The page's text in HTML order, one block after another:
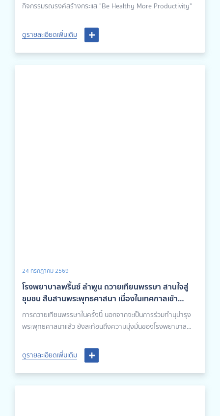
กิจกรรมรณรงค์สร้างกระแส "Be Healthy More Productivity"
ดูรายละเอียดเพิ่มเติม
24 กรกฎาคม 2569
โรงพยาบาลพริ้นซ์ ลำพูน ถวายเทียนพรรษา สานใจสู่
ชุมชน สืบสานพระพุทธศาสนา เนื่องในเทศกาลเข้า
พรรษา
การถวายเทียนพรรษาในครั้งนี้ นอกจากจะเป็นการร่วมทำนุบำรุง
พระพุทธศาสนาแล้ว ยังสะท้อนถึงความมุ่งมั่นของโรงพยาบาล
ดูรายละเอียดเพิ่มเติม